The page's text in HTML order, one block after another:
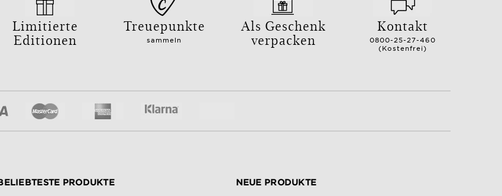
Limitierte
Editionen
Treuepunkte
sammeln
Als Geschenk
verpacken
Kontakt
0800-25-27-460
(Kostenfrei)
PRODUKTE NEUE PRODUKTE